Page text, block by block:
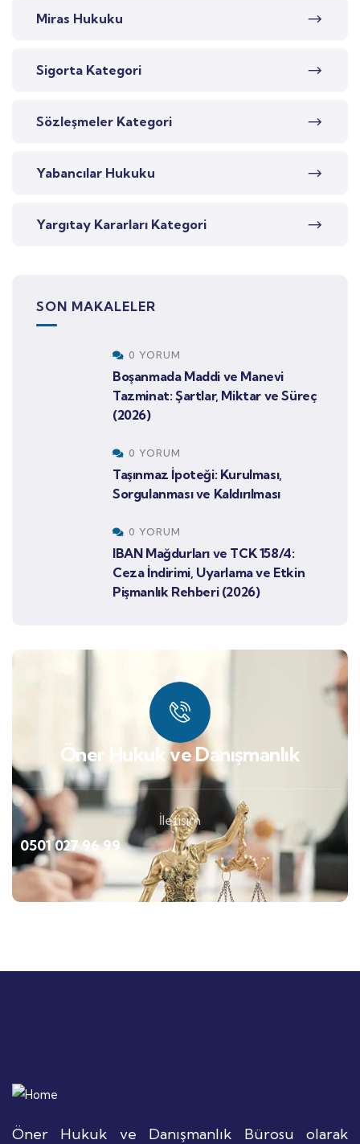
Miras Hukuku
Sigorta Kategori
Sözleşmeler Kategori
Yabancılar Hukuku
Yargıtay Kararları Kategori
SON MAKALELER
0 YORUM
Boşanmada Maddi ve Manevi
Tazminat: Şartlar, Miktar ve Süreç
(2026)
0 YORUM
Taşınmaz İpoteği: Kurulması,
Sorgulanması ve Kaldırılması
0 YORUM
IBAN Mağdurları ve TCK 158/4:
Ceza İndirimi, Uyarlama ve Etkin
Pişmanlık Rehberi (2026)
Öner Hukuk ve Danışmanlık
İletişim
0501 027 96 99
Öner Hukuk ve Danışmanlık Bürosu olarak